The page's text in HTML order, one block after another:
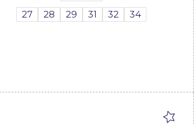
27
28 29 31 32 34